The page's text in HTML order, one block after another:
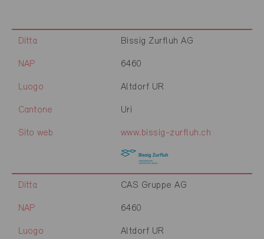
Ditta Bissig Zurfluh AG
NAP 6460
Luogo Altdorf UR
Cantone Uri
Sito web www.bissig-zurfluh.ch
Ditta CAS Gruppe AG
NAP 6460
Luogo Altdorf UR